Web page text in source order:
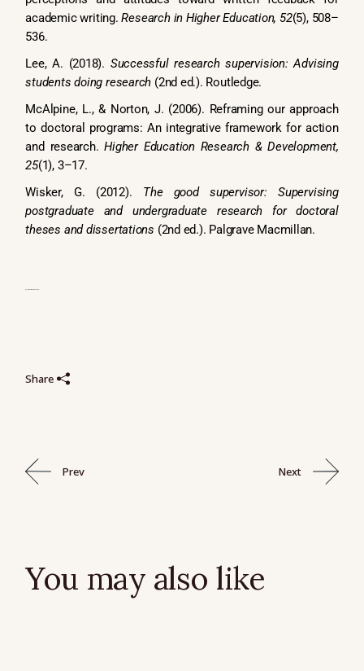
academic writing.Research in Higher Education, 52(5), 508–
536.
Lee, A. (2018). Successful research supervision: Advising
students doing research (2nd ed.). Routledge.
McAlpine, L., & Norton, J. (2006). Reframing our approach
to doctoral programs: An integrative framework for action
and research.Higher Education Research & Development,
25(1), 3–17.
Wisker, G. (2012). The good supervisor: Supervising
postgraduate and undergraduate research for doctoral
theses and dissertations (2nd ed.). Palgrave Macmillan.
Share
Prev Next
You may also like